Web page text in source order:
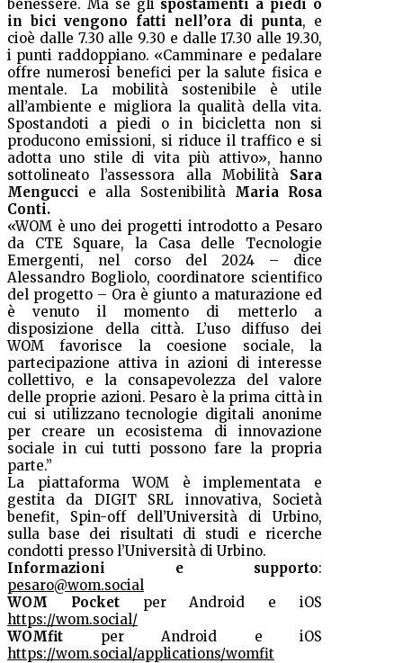
benessere. Ma se gli spostamenti a piedi o
in bici vengono fatti nell’ora di punta, e
cioè dalle 7.30 alle 9.30 e dalle 17.30 alle 19.30,
i punti raddoppiano. «Camminare e pedalare
offre numerosi benefici per la salute fisica e
mentale. La mobilità sostenibile è utile
all’ambiente e migliora la qualità della vita.
Spostandoti a piedi o in bicicletta non si
producono emissioni, si riduce il traffico e si
adotta uno stile di vita più attivo», hanno
sottolineato l’assessora alla Mobilità Sara
Mengucci
e alla Sostenibilità
Maria Rosa
Conti.
«WOM è uno dei progetti introdotto a Pesaro
da CTE Square, la Casa delle Tecnologie
Emergenti, nel corso del 2024 – dice
Alessandro Bogliolo, coordinatore scientifico
del progetto – Ora è giunto a maturazione ed
è venuto il momento di metterlo a
disposizione della città. L’uso diffuso dei
WOM favorisce la coesione sociale, la
partecipazione attiva in azioni di interesse
collettivo, e la consapevolezza del valore
delle proprie azioni. Pesaro è la prima città in
cui si utilizzano tecnologie digitali anonime
per creare un ecosistema di innovazione
sociale in cui tutti possono fare la propria
parte.”
La piattaforma WOM è implementata e
gestita da DIGIT SRL innovativa, Società
benefit, Spin-off dell’Università di Urbino,
sulla base dei risultati di studi e ricerche
condotti presso l’Università di Urbino.
Informazioni e supporto:
pesaro@wom.social
WOM Pocketper Android e iOS
https://wom.social/
WOMfit per Android e iOS
https://wom.social/applications/womfit